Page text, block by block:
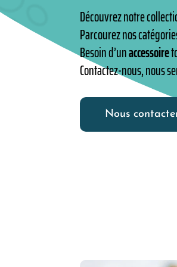
Découvrez notre
Parcourez nos
Besoin d’unaccessoire
Contactez-nous, nous
Nous